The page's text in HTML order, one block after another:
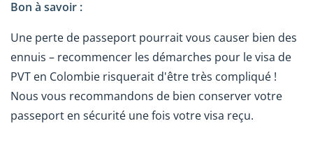
Bon à savoir :
Une perte de passeport pourrait vous causer bien des
ennuis – recommencer les démarches pour le visa de
PVT en Colombie risquerait d'être très compliqué !
Nous vous recommandons de bien conserver votre
passeport en sécurité une fois votre visa reçu.